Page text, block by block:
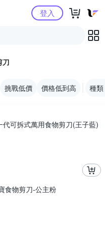
購物中心登入
刀
挑戰低價 價格低到高 種類
可拆式萬用食物剪刀(王子藍)
食物剪刀-公主粉